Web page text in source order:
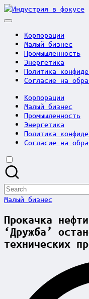
Skip
to
Корпорации
Малый бизнес
Промышленность
Энергетика
Политика
Согласие на
Корпорации
Малый бизнес
Промышленность
Энергетика
Политика
Согласие на
Search
for:
Posted
Малый бизнес
Прокачка
‘Дружба’
технических